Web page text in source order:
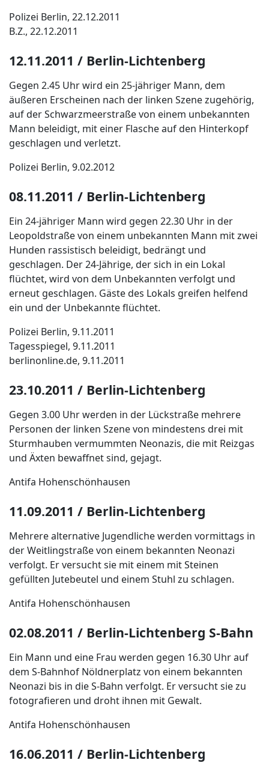
Polizei Berlin, 22.12.2011
B.Z., 22.12.2011
12.11.2011 / Berlin-Lichtenberg
Gegen 2.45 Uhr wird ein 25-jähriger Mann, dem
äußeren Erscheinen nach der linken Szene zugehörig,
auf der Schwarzmeerstraße von einem unbekannten
Mann beleidigt, mit einer Flasche auf den Hinterkopf
geschlagen und verletzt.
Polizei Berlin, 9.02.2012
08.11.2011 / Berlin-Lichtenberg
Ein 24-jähriger Mann wird gegen 22.30 Uhr in der
Leopoldstraße von einem unbekannten Mann mit zwei
Hunden rassistisch beleidigt, bedrängt und
geschlagen. Der 24-Jährige, der sich in ein Lokal
flüchtet, wird von dem Unbekannten verfolgt und
erneut geschlagen. Gäste des Lokals greifen helfend
ein und der Unbekannte flüchtet.
Polizei Berlin, 9.11.2011
Tagesspiegel, 9.11.2011
berlinonline.de, 9.11.2011
23.10.2011 / Berlin-Lichtenberg
Gegen 3.00 Uhr werden in der Lückstraße mehrere
Personen der linken Szene von mindestens drei mit
Sturmhauben vermummten Neonazis, die mit Reizgas
und Äxten bewaffnet sind, gejagt.
Antifa Hohenschönhausen
11.09.2011 / Berlin-Lichtenberg
Mehrere alternative Jugendliche werden vormittags in
der Weitlingstraße von einem bekannten Neonazi
verfolgt. Er versucht sie mit einem mit Steinen
gefüllten Jutebeutel und einem Stuhl zu schlagen.
Antifa Hohenschönhausen
02.08.2011 / Berlin-Lichtenberg S-Bahn
Ein Mann und eine Frau werden gegen 16.30 Uhr auf
dem S-Bahnhof Nöldnerplatz von einem bekannten
Neonazi bis in die S-Bahn verfolgt. Er versucht sie zu
fotografieren und droht ihnen mit Gewalt.
Antifa Hohenschönhausen
16.06.2011 / Berlin-Lichtenberg